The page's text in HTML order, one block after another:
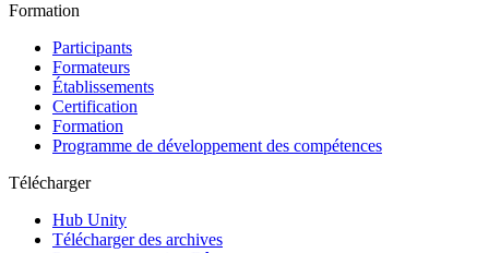
Formation
Participants
Formateurs
Établissements
Certification
Formation
Programme de développement des compétences
Télécharger
Hub Unity
Télécharger des archives